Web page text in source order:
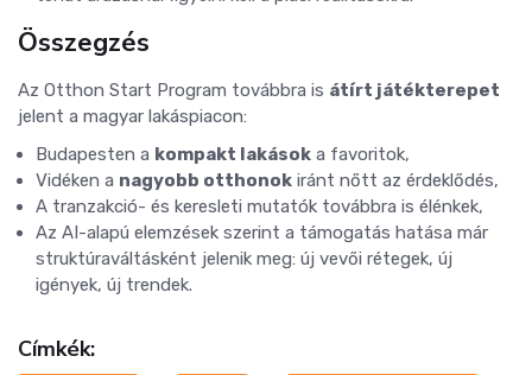
Összegzés
Az Otthon Start Program továbbra is átírt játékterepet
jelent a magyar lakáspiacon:
Budapesten a kompakt lakások a favoritok,
Vidéken a nagyobb otthonok iránt nőtt az érdeklődés,
A tranzakció- és keresleti mutatók továbbra is élénkek,
Az AI-alapú elemzések szerint a támogatás hatása már
struktúraváltásként jelenik meg: új vevői rétegek, új
igények, új trendek.
Címkék: